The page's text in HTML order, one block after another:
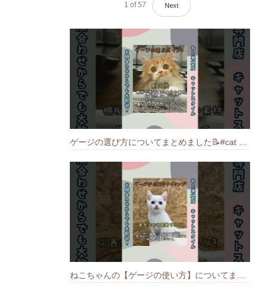
1 of 57 Next
ゲージの選び方についてまとめました️📝#cat #猫のいる暮らし #ねこ #キャット #munchkin
ねこちゃんの【ゲージの使い方】についてまとめました️🐱📝